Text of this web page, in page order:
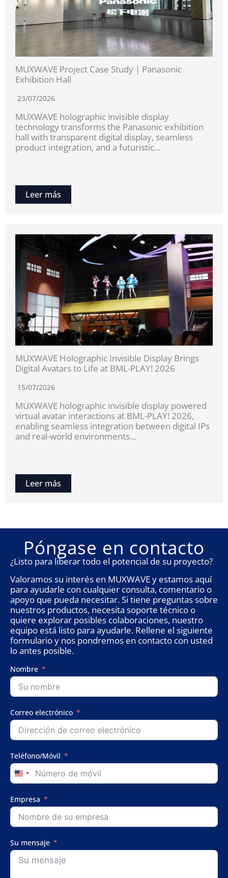
MUXWAVE Project Case Study | Panasonic
Exhibition Hall
23/07/2026
MUXWAVE holographic invisible display
technology transforms the Panasonic exhibition
hall with transparent digital display, seamless
product integration, and a futuristic...
Leer más
MUXWAVE Holographic Invisible Display Brings
Digital Avatars to Life at BML-PLAY! 2026
15/07/2026
MUXWAVE holographic invisible display powered
virtual avatar interactions at BML-PLAY! 2026,
enabling seamless integration between digital IPs
and real-world environments...
Leer más
Póngase en contacto
¿Listo para liberar todo el potencial de su proyecto?
Valoramos su interés en MUXWAVE y estamos aquí
para ayudarle con cualquier consulta, comentario o
apoyo que pueda necesitar. Si tiene preguntas sobre
nuestros productos, necesita soporte técnico o
quiere explorar posibles colaboraciones, nuestro
equipo está listo para ayudarle. Rellene el siguiente
formulario y nos pondremos en contacto con usted
lo antes posible.
Nombre
Correo electrónico
Teléfono/Móvil
United
States
+1
Empresa
Su mensaje